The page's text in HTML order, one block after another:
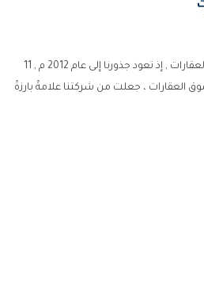
شركة ذات خبرة كبيرة في سوق العقارات , إذ تعود جذورنا إلى عام 2012 م , 11
العقارات ، جعلت من شركتنا علامةً بارزةً